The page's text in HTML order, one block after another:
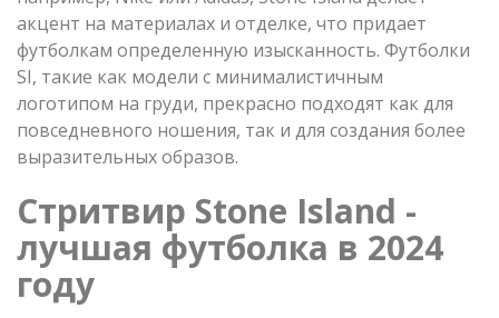
акцент на материалах и отделке, что придает
футболкам определенную изысканность. Футболки
SI, такие как модели с минималистичным
логотипом на груди, прекрасно подходят как для
повседневного ношения, так и для создания более
выразительных образов.
Стритвир Stone Island -
лучшая футболка в 2024
году